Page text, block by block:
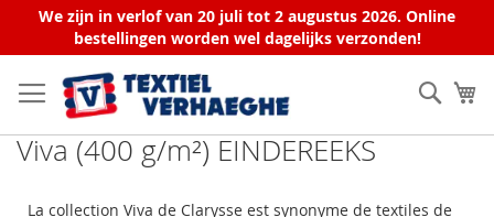
We zijn in verlof van 20 juli tot 2 augustus 2026. Online
bestellingen worden wel dagelijks verzonden!
au
contenu
Viva (400 g/m²) EINDEREEKS
La collection Viva de Clarysse est synonyme de textiles de